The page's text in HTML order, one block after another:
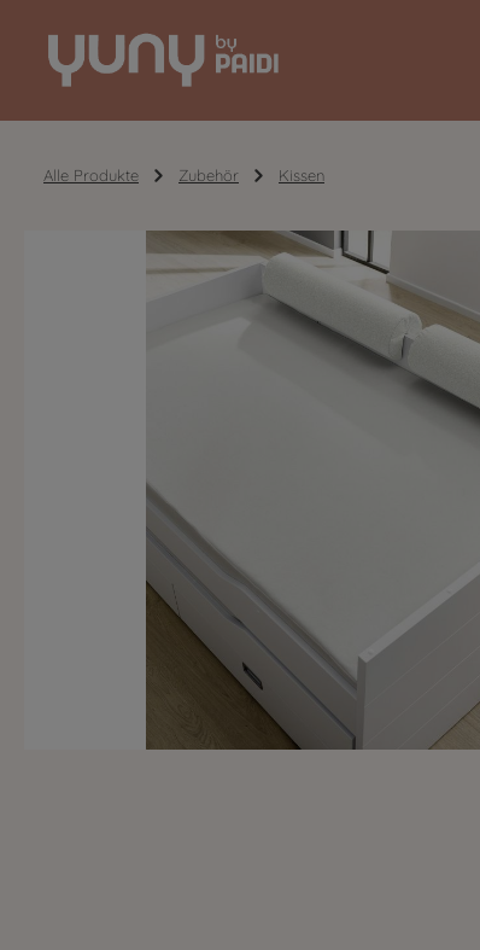
Hauptnavigation springen
Alle Produkte Zubehör Kissen
Bildergalerie überspringen